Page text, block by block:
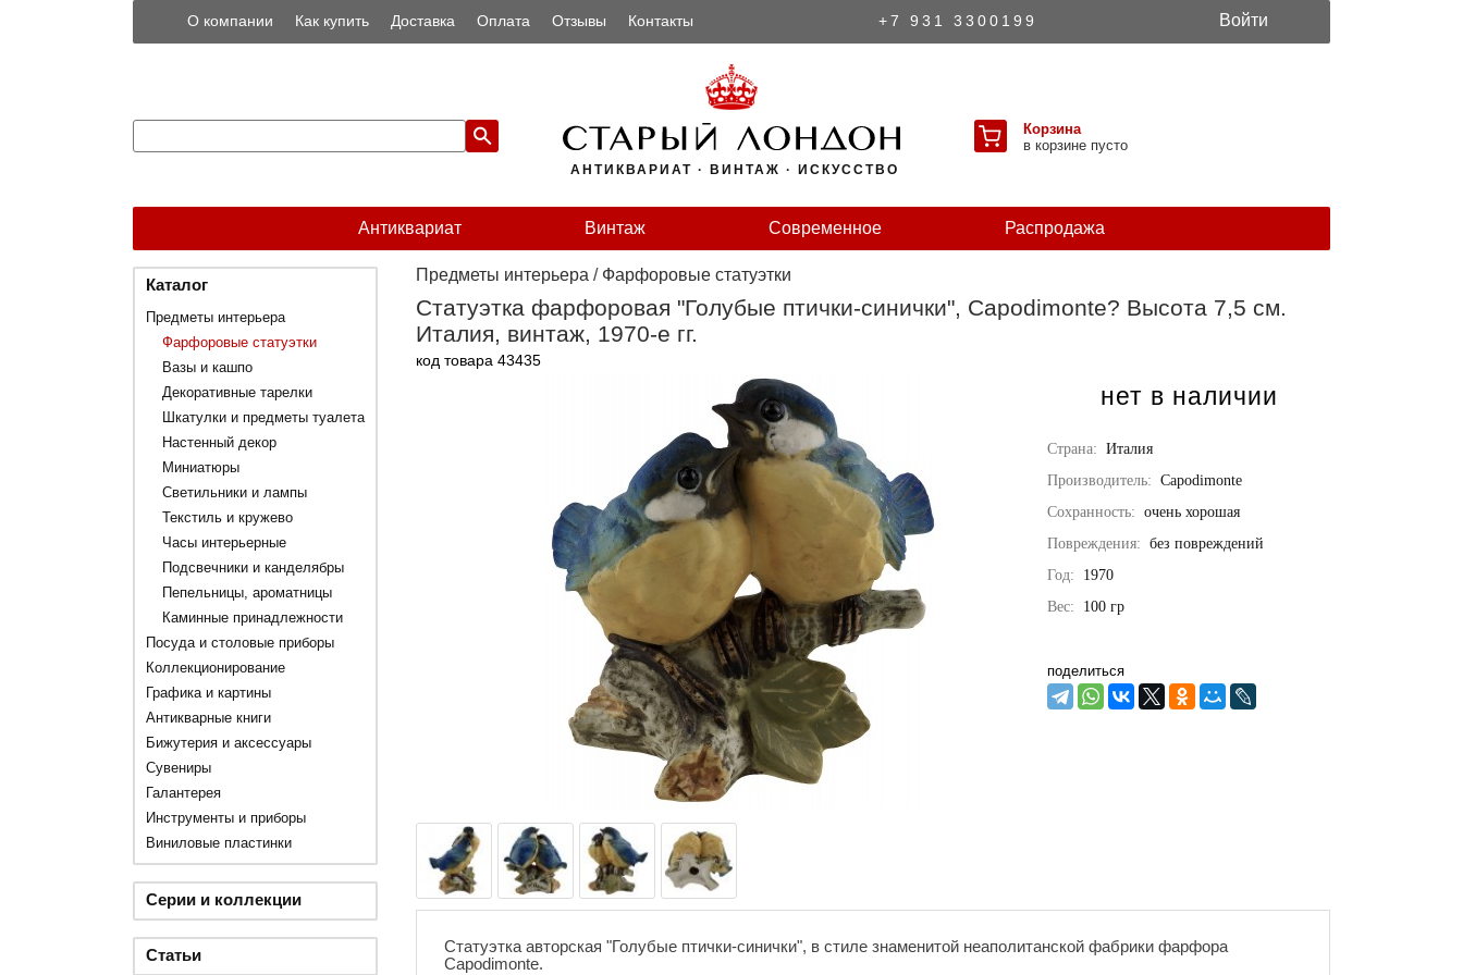
О компании Как купить Доставка Оплата Отзывы Контакты +7 931 3300199 Войти
АНТИКВАРИАТ · ВИНТАЖ · ИСКУССТВО
Корзина
в корзине пусто
Антиквариат Винтаж Современное Распродажа
Каталог
Предметы интерьера
Фарфоровые статуэтки
Вазы и кашпо
Декоративные тарелки
Шкатулки и предметы туалета
Настенный декор
Миниатюры
Светильники и лампы
Текстиль и кружево
Часы интерьерные
Подсвечники и канделябры
Пепельницы, ароматницы
Каминные принадлежности
Посуда и столовые приборы
Коллекционирование
Графика и картины
Антикварные книги
Бижутерия и аксессуары
Сувениры
Галантерея
Инструменты и приборы
Виниловые пластинки
Серии и коллекции
Статьи
Предметы интерьера / Фарфоровые статуэтки
Статуэтка фарфоровая "Голубые птички-синички", Capodimonte? Высота 7,5 см.
Италия, винтаж, 1970-е гг.
код товара 43435
нет в наличии
Страна: Италия
Производитель: Capodimonte
Сохранность: очень хорошая
Повреждения: без повреждений
Год: 1970
Вес: 100 гр
поделиться
Статуэтка авторская "Голубые птички-синички", в стиле знаменитой неаполитанской фабрики фарфора
Capodimonte.